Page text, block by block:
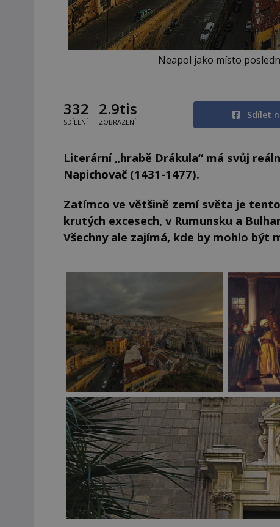
Neapol jako místo
332
SDÍLENÍ
2.9tis
ZOBRAZENÍ
Sdílet
Literární „hrabě Drákula“ má svůj
Napichovač (1431-1477).
Zatímco ve většině zemí světa je
krutých excesech, v Rumunsku a
Všechny ale zajímá, kde by mohlo být